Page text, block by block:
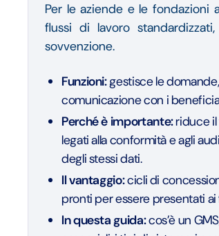
Per le aziende e le fondazioni
flussi di lavoro
sovvenzione.
Funzioni:gestisce le
comunicazione con i
Perché è importante:riduce il
legati alla conformità e agli
degli stessi dati.
Il vantaggio:cicli di
pronti per essere presentati ai
In questa guida:cos’è un